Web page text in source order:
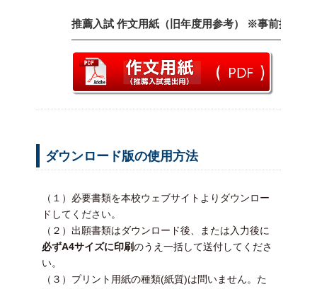
推薦入試 作文用紙（旧年度用参考） ※事前提出し
ダウンロード版の使用方法
（１）必要書類を本校ウェブサイトよりダウンロー
ドしてください。
（２）出願書類はダウンロード後、または入力後に
必ずA4サイズに印刷のうえ一括して送付してくださ
い。
（３）プリント用紙の種類(紙質)は問いません。た